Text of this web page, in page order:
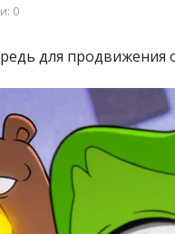
0
для продвижения